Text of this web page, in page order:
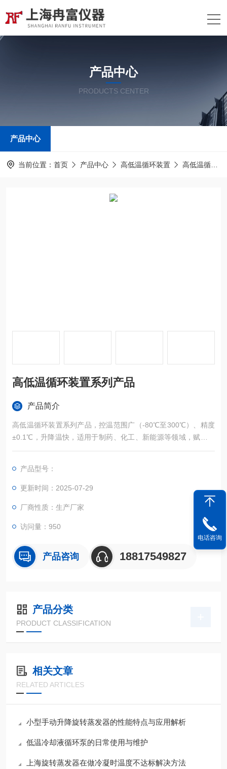
产品中心
PRODUCTS CENTER
产品中心
当前位置： 首页 产品中心 高低温循环装置 高低温循环装置系列
高低温循环装置系列产品
产品简介
高低温循环装置系列产品，控温范围广（-80℃至300℃）、精度
±0.1℃，升降温快，适用于制药、化工、新能源等领域，赋能多
场景温控需求。
产品型号：
更新时间：2025-07-29
厂商性质：生产厂家
访问量：950
产品咨询 18817549827
产品分类
PRODUCT CLASSIFICATION
相关文章
RELATED ARTICLES
小型手动升降旋转蒸发器的性能特点与应用解析
低温冷却液循环泵的日常使用与维护
上海旋转蒸发器在做冷凝时温度不达标解决方法
电话咨询